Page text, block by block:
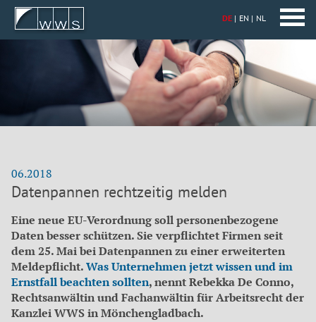
DE EN NL
06.2018
Datenpannen rechtzeitig melden
Eine neue EU-Verordnung soll personenbezogene
Daten besser schützen. Sie verpflichtet Firmen seit
dem 25. Mai bei Datenpannen zu einer erweiterten
Meldepflicht.Was Unternehmen jetzt wissen und im
Ernstfall beachten sollten, nennt Rebekka De Conno,
Rechtsanwältin und Fachanwältin für Arbeitsrecht der
Kanzlei WWS in Mönchengladbach.